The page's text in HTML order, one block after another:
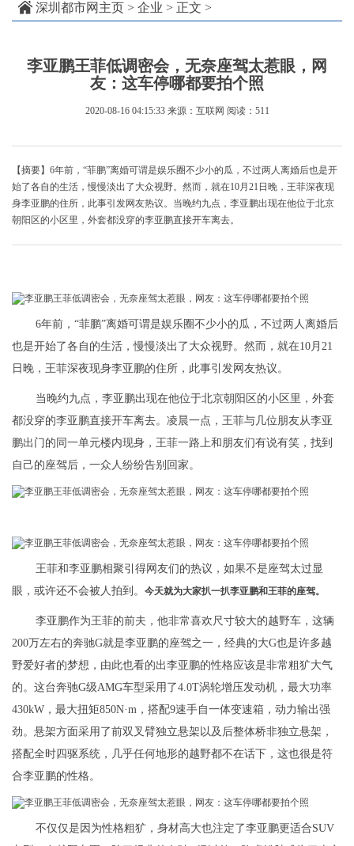
深圳都市网主页 > 企业 > 正文 >
李亚鹏王菲低调密会，无奈座驾太惹眼，网
友：这车停哪都要拍个照
2020-08-16 04:15:33 来源：互联网 阅读：511
【摘要】6年前，“菲鹏”离婚可谓是娱乐圈不少小的瓜，不过两人离婚后也是开
始了各自的生活，慢慢淡出了大众视野。然而，就在10月21日晚，王菲深夜现
身李亚鹏的住所，此事引发网友热议。当晚约九点，李亚鹏出现在他位于北京
朝阳区的小区里，外套都没穿的李亚鹏直接开车离去。
6年前，“菲鹏”离婚可谓是娱乐圈不少小的瓜，不过两人离婚后
也是开始了各自的生活，慢慢淡出了大众视野。然而，就在10月21
日晚，王菲深夜现身李亚鹏的住所，此事引发网友热议。
当晚约九点，李亚鹏出现在他位于北京朝阳区的小区里，外套
都没穿的李亚鹏直接开车离去。凌晨一点，王菲与几位朋友从李亚
鹏出门的同一单元楼内现身，王菲一路上和朋友们有说有笑，找到
自己的座驾后，一众人纷纷告别回家。
王菲和李亚鹏相聚引得网友们的热议，如果不是座驾太过显
眼，或许还不会被人拍到。 今天就为大家扒一扒李亚鹏和王菲的座驾。
李亚鹏作为王菲的前夫，他非常喜欢尺寸较大的越野车，这辆
200万左右的奔驰G就是李亚鹏的座驾之一，经典的大G也是许多越
野爱好者的梦想，由此也看的出李亚鹏的性格应该是非常粗犷大气
的。这台奔驰G级AMG车型采用了4.0T涡轮增压发动机，最大功率
430kW，最大扭矩850N·m，搭配9速手自一体变速箱，动力输出强
劲。悬架方面采用了前双叉臂独立悬架以及后整体桥非独立悬架，
搭配全时四驱系统，几乎任何地形的越野都不在话下，这也很是符
合李亚鹏的性格。
不仅仅是因为性格粗犷，身材高大也注定了李亚鹏更适合SUV